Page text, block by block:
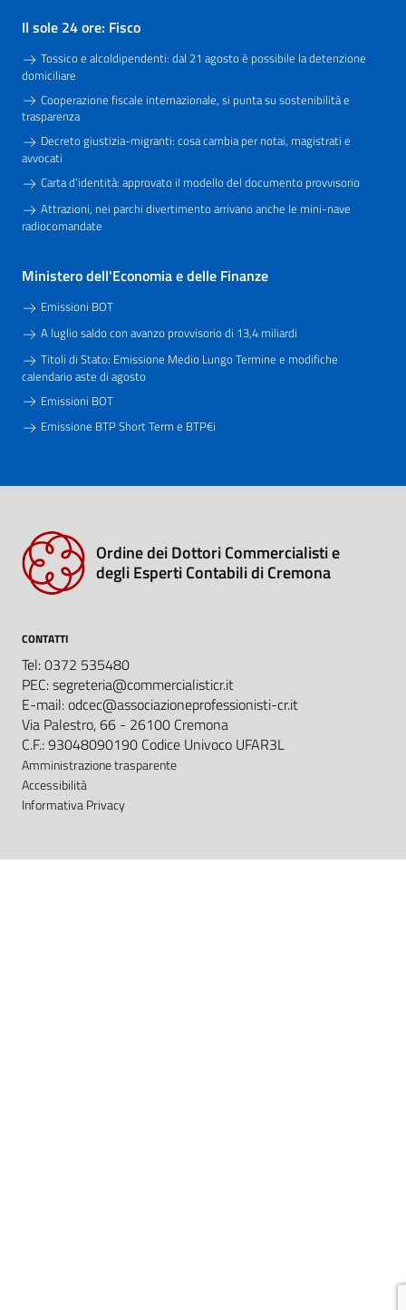
Il sole 24 ore: Fisco
Tossico e alcoldipendenti: dal 21 agosto è possibile la detenzione
domiciliare
Cooperazione fiscale internazionale, si punta su sostenibilità e
trasparenza
Decreto giustizia-migranti: cosa cambia per notai, magistrati e
avvocati
Carta d’identità: approvato il modello del documento provvisorio
Attrazioni, nei parchi divertimento arrivano anche le mini-nave
radiocomandate
Ministero dell'Economia e delle Finanze
Emissioni BOT
A luglio saldo con avanzo provvisorio di 13,4 miliardi
Titoli di Stato: Emissione Medio Lungo Termine e modifiche
calendario aste di agosto
Emissioni BOT
Emissione BTP Short Term e BTP€i
Ordine dei Dottori Commercialisti e
degli Esperti Contabili di Cremona
CONTATTI
Tel: 0372 535480
PEC: segreteria@commercialisticr.it
E-mail: odcec@associazioneprofessionisti-cr.it
Via Palestro, 66 - 26100 Cremona
C.F.: 93048090190 Codice Univoco UFAR3L
Amministrazione trasparente
Accessibilità
Informativa Privacy